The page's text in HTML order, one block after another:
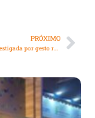
PRÓXIMO
Turista argentina investigada por gesto racista diz para policias que imitação de macaco era ‘brincadeira’